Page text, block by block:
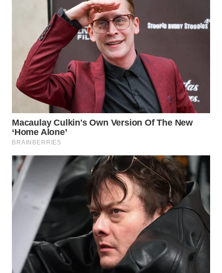
WN
SUMEDANG
WN
CIANJUR
WN
KEPULAUAN
SERIBU
TANGERANG
WN
WN
CIREBON